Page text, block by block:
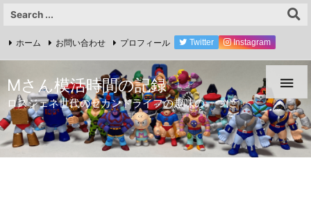

ホーム お問い合わせ プロフィール Twitter Instagram
Mさん模活時間の記録
ロスジェネ世代のセカンドライフの趣味の一つに